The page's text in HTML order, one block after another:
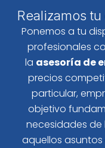
Realizamos tu
Ponemos a tu
profesionales
la asesoría de
precios
particular,
objetivo
necesidades de
aquellos